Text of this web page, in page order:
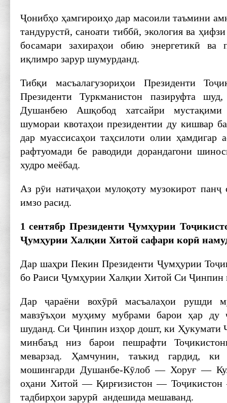
Ҷонибҳо ҳамгироиҳо дар масоили таъмини
тандурустӣ, саноати тиббӣ, экология ва
босамари захираҳои обию энергетикӣ ва
иқлимро зарур шумурданд.
Тибқи масъалагузориҳои Президенти
Президенти Туркманистон пазируфта
Душанбею Ашқобод хатсайри
шумораи квотаҳои президентии ду кишвар
дар муассисаҳои таҳсилоти олии ҳамдигар
рафтуомади бе раводиди дорандагони
худро меёбад.
Аз рӯи натиҷаҳои мулоқоту музокирот панҷ
имзо расид.
1 сентябр ПрезидентиҶумҳурии То
Ҷумҳурии Халқии Хитой сафари корӣ
Дар шаҳри Пекин Президенти Ҷумҳурии
бо Раиси Ҷумҳурии Халқии Хитой Си Ҷинпин
Дар ҷараёни вохӯрӣ масъалаҳои рушди
мавзӯъҳои муҳиму мубрами барои ҳар ду
шуданд. Си Ҷинпин изҳор дошт, ки Ҳукумати
минбаъд низ барои пешрафти
меварзад. Ҳамчунин, таъкид гардид,
мошингарди Душанбе-Кӯлоб — Хоруғ —
оҳани Хитой — Қирғизистон —
тадбирҳои зарурӣ андешида мешаванд.